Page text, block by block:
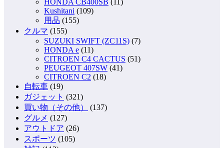
HONDA CB400SB (11)
Kushitani (109)
用品 (155)
クルマ (155)
SUZUKI SWIFT (ZC11S) (7)
HONDA e (11)
CITROEN C4 CACTUS (51)
PEUGEOT 407SW (41)
CITROEN C2 (18)
自転車 (19)
ガジェット (321)
買い物（その他）
(137)
グルメ (127)
アウトドア (26)
スポーツ (105)